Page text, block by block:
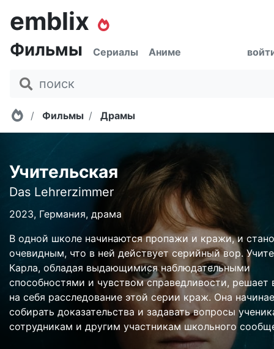
emblix
Фильмы Сериалы Аниме
Главная
Фильмы Драмы
Учительская
Das Lehrerzimmer
2023, Германия, драма
В одной школе начинаются пропажи и кражи, и
очевидным, что в ней действует серийный вор.
Карла, обладая выдающимися наблюдательными
способностями и чувством справедливости, решает
на себя расследование этой серии краж. Она
собирать доказательства и задавать вопросы
сотрудникам и другим участникам школьного